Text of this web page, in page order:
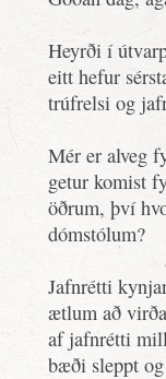
Heyrði í
eitt hefur
trúfrelsi og
Mér er alveg
getur komist
öðrum, því
dómstólum?
Jafnrétti
ætlum að
af jafnrétti
bæði sleppt